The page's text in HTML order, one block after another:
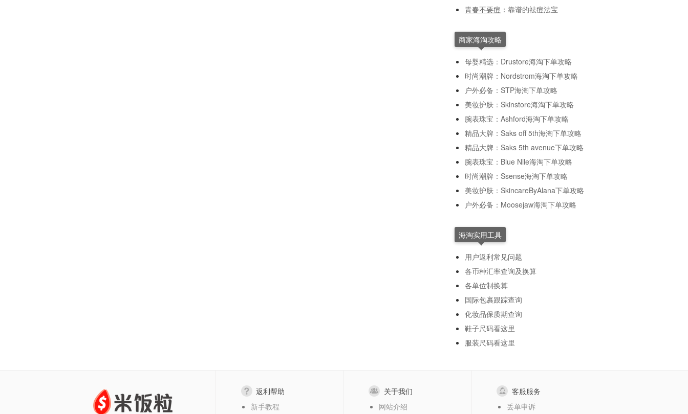
青春不要痘 ： 靠谱的祛痘法宝
商家海淘攻略
母婴精选：Drustore海淘下单攻略
时尚潮牌：Nordstrom海淘下单攻略
户外必备：STP海淘下单攻略
美妆护肤：Skinstore海淘下单攻略
腕表珠宝：Ashford海淘下单攻略
精品大牌：Saks off 5th海淘下单攻略
精品大牌：Saks 5th avenue下单攻略
腕表珠宝：Blue Nile海淘下单攻略
时尚潮牌：Ssense海淘下单攻略
美妆护肤：SkincareByAlana下单攻略
户外必备：Moosejaw海淘下单攻略
海淘实用工具
用户返利常见问题
各币种汇率查询及换算
各单位制换算
国际包裹跟踪查询
化妆品保质期查询
鞋子尺码看这里
服装尺码看这里
返利帮助
新手教程
关于我们
网站介绍
客服服务
丢单申诉